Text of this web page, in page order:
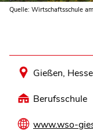
Quelle: Wirtschaftsschule
Gießen,
Berufsschule
www.wso-